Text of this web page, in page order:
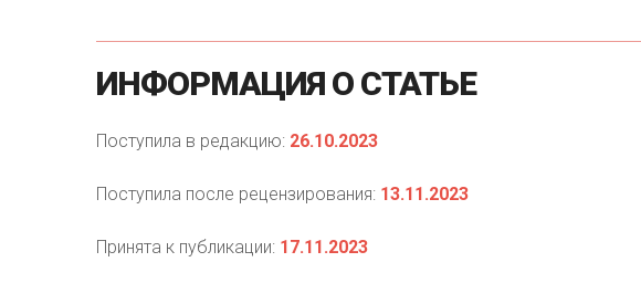
ИНФОРМАЦИЯ О СТАТЬЕ
Поступила в редакцию: 26.10.2023
Поступила после рецензирования: 13.11.2023
Принята к публикации: 17.11.2023